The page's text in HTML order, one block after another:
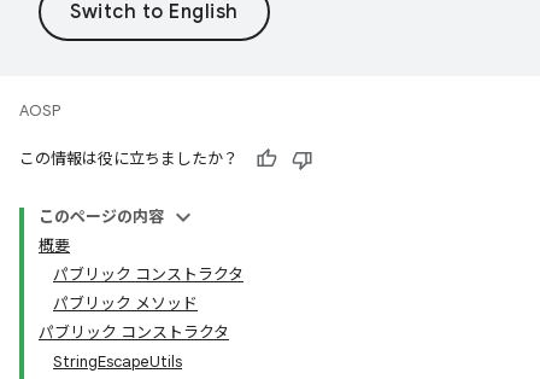
AOSP
この情報は役に立ちましたか？
このページの内容
概要
パブリック コンストラクタ
パブリック メソッド
パブリック コンストラクタ
StringEscapeUtils